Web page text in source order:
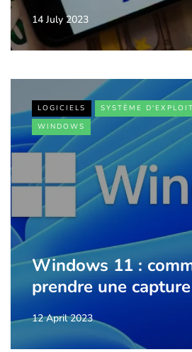
14 July 2023
LOGICIELS
SYSTÈME
WINDOWS
Windows 11 :
prendre une
12 April 2023